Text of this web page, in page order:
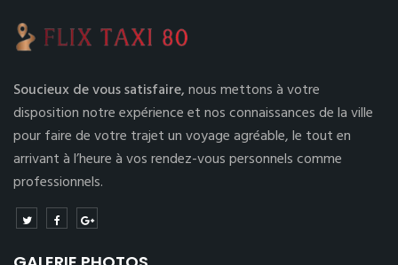
Soucieux de vous satisfaire,nous mettons à votre
disposition notre expérience et nos connaissances de la ville
pour faire de votre trajet un voyage agréable, le tout en
arrivant à l’heure à vos rendez-vous personnels comme
professionnels.